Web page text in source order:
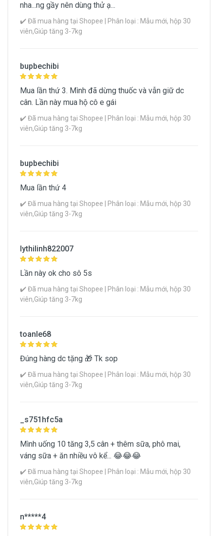
nha...ng gầy nên dùng thử ạ...
✔️ Đã mua hàng tại Shopee | Phân loại : Mẫu mới, hộp 30
viên,Giúp tăng 3-7kg
bupbechibi
Mua lần thứ 3. Mình đã dừng thuốc và vẫn giữ dc
cân. Lần này mua hộ cô e gái
✔️ Đã mua hàng tại Shopee | Phân loại : Mẫu mới, hộp 30
viên,Giúp tăng 3-7kg
bupbechibi
Mua lần thứ 4
✔️ Đã mua hàng tại Shopee | Phân loại : Mẫu mới, hộp 30
viên,Giúp tăng 3-7kg
lythilinh822007
Lần này ok cho sô 5s
✔️ Đã mua hàng tại Shopee | Phân loại : Mẫu mới, hộp 30
viên,Giúp tăng 3-7kg
toanle68
Đúng hàng dc tặng 🎁 Tk sop
✔️ Đã mua hàng tại Shopee | Phân loại : Mẫu mới, hộp 30
viên,Giúp tăng 3-7kg
_s751hfc5a
Mình uống 10 tăng 3,5 cân + thêm sữa, phô mai,
váng sữa + ăn nhiều vô kể... 😂😂😂
✔️ Đã mua hàng tại Shopee | Phân loại : Mẫu mới, hộp 30
viên,Giúp tăng 3-7kg
n*****4